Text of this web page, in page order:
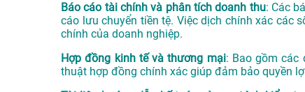
Báo cáo tài chính và phân tích doanh thu: Các
cáo lưu chuyển tiền tệ. Việc dịch chính xác các
chính của doanh nghiệp.
Hợp đồng kinh tế và thương mại: Bao gồm các
thuật hợp đồng chính xác giúp đảm bảo quyền